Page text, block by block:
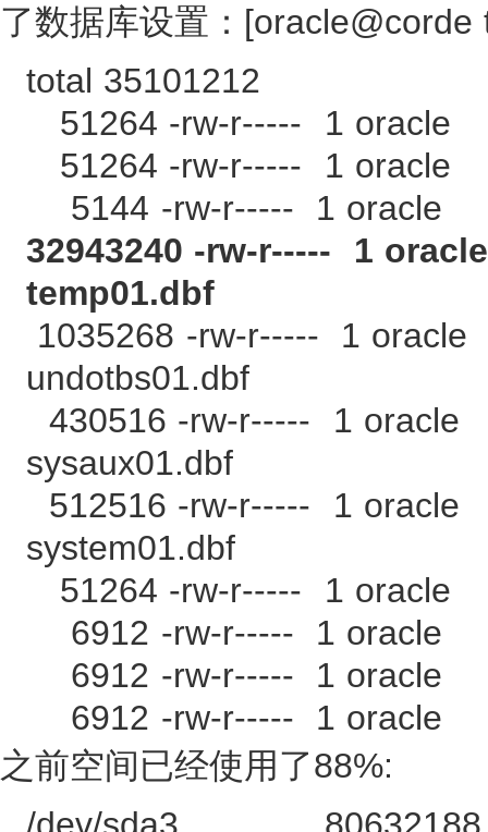
了数据库设置：
total 35101212
51264 -rw-r----- 1 oracle
51264 -rw-r----- 1 oracle
5144 -rw-r----- 1 oracle
32943240 -rw-r----- 1
temp01.dbf
1035268 -rw-r----- 1 oracle
undotbs01.dbf
430516 -rw-r----- 1 oracle
sysaux01.dbf
512516 -rw-r----- 1 oracle
system01.dbf
51264 -rw-r----- 1 oracle
6912 -rw-r----- 1 oracle
6912 -rw-r----- 1 oracle
6912 -rw-r----- 1 oracle
之前空间已经使用了88%:
/dev/sda3 80632188